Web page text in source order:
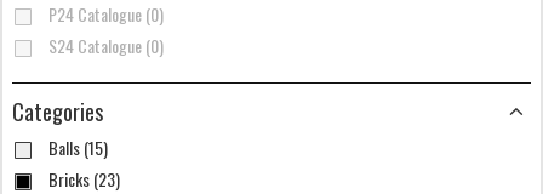
P24 Catalogue (0)
S24 Catalogue (0)
Categories
Balls (15)
Bricks (23)